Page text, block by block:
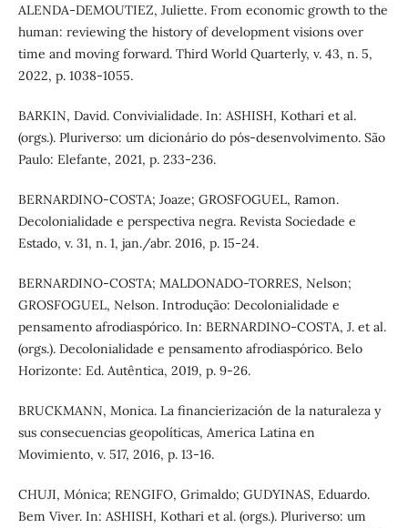
ALENDA-DEMOUTIEZ, Juliette. From economic growth to the
human: reviewing the history of development visions over
time and moving forward. Third World Quarterly, v. 43, n. 5,
2022, p. 1038-1055.
BARKIN, David. Convivialidade. In: ASHISH, Kothari et al.
(orgs.). Pluriverso: um dicionário do pós-desenvolvimento. São
Paulo: Elefante, 2021, p. 233-236.
BERNARDINO-COSTA; Joaze; GROSFOGUEL, Ramon.
Decolonialidade e perspectiva negra. Revista Sociedade e
Estado, v. 31, n. 1, jan./abr. 2016, p. 15-24.
BERNARDINO-COSTA; MALDONADO-TORRES, Nelson;
GROSFOGUEL, Nelson. Introdução: Decolonialidade e
pensamento afrodiaspórico. In: BERNARDINO-COSTA, J. et al.
(orgs.). Decolonialidade e pensamento afrodiaspórico. Belo
Horizonte: Ed. Autêntica, 2019, p. 9-26.
BRUCKMANN, Monica. La financierización de la naturaleza y
sus consecuencias geopolíticas, America Latina en
Movimiento, v. 517, 2016, p. 13-16.
CHUJI, Mónica; RENGIFO, Grimaldo; GUDYINAS, Eduardo.
Bem Viver. In: ASHISH, Kothari et al. (orgs.). Pluriverso: um